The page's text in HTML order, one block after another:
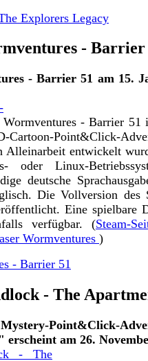
Explorers Legacy
- Barrier
- Barrier 51 am 15.
Wormventures - Barrier 51
Point&Click-
Alleinarbeit entwickelt
Linux-
deutsche
Die Vollversion des
Eine spielbare
verfügbar. (Steam-
Wormventures )
- Barrier 51
- The
Point&Click-
am 26.